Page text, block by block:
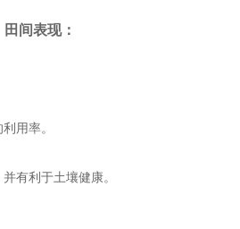
田间表现：
用率。
有利于土壤健康。